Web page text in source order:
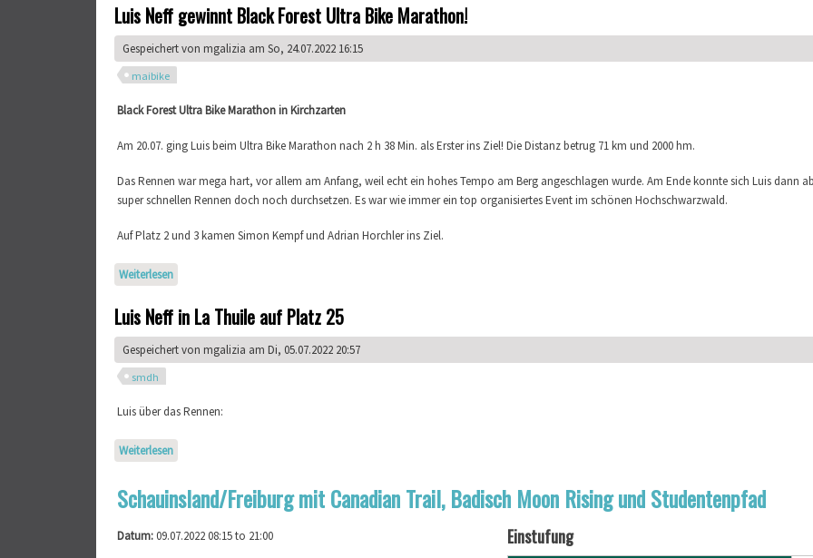
Luis Neff gewinnt Black Forest Ultra Bike Marathon!
Gespeichert von mgalizia am So, 24.07.2022 16:15
maibike
Black Forest Ultra Bike Marathon in Kirchzarten
Am 20.07. ging Luis beim Ultra Bike Marathon nach 2 h 38 Min. als Erster ins Ziel! Die Distanz betrug 71 km und 2000 hm.
Das Rennen war mega hart, vor allem am Anfang, weil echt ein hohes Tempo am Berg angeschlagen wurde. Am Ende konnte sich Luis dann
super schnellen Rennen doch noch durchsetzen. Es war wie immer ein top organisiertes Event im schönen Hochschwarzwald.
Auf Platz 2 und 3 kamen Simon Kempf und Adrian Horchler ins Ziel.
Weiterlesen
Luis Neff in La Thuile auf Platz 25
Gespeichert von mgalizia am Di, 05.07.2022 20:57
smdh
Luis über das Rennen:
Weiterlesen
Schauinsland/Freiburg mit Canadian Trail, Badisch Moon Rising und Studentenpfad
Datum:09.07.202208:15to 21:00 Einstufung